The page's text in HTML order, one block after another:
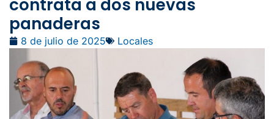
contrata a dos nuevas
panaderas
8 de julio de 2025 Locales